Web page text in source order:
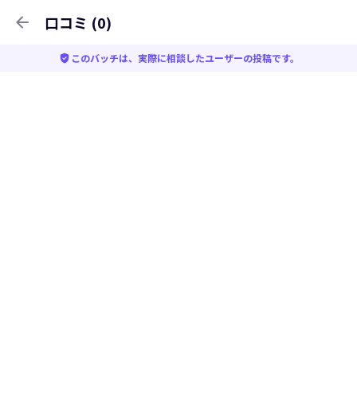
arrow_back 口コミ (0)
verified_user このバッチは、実際に相談したユーザーの投稿です。